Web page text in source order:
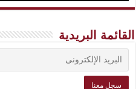
القائمة البريدية